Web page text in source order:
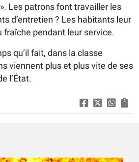
Les patrons font travailler les
d’entretien ? Les habitants leur
fraîche pendant leur service.
qu’il fait, dans la classe
viennent plus et plus vite de ses
l’État.